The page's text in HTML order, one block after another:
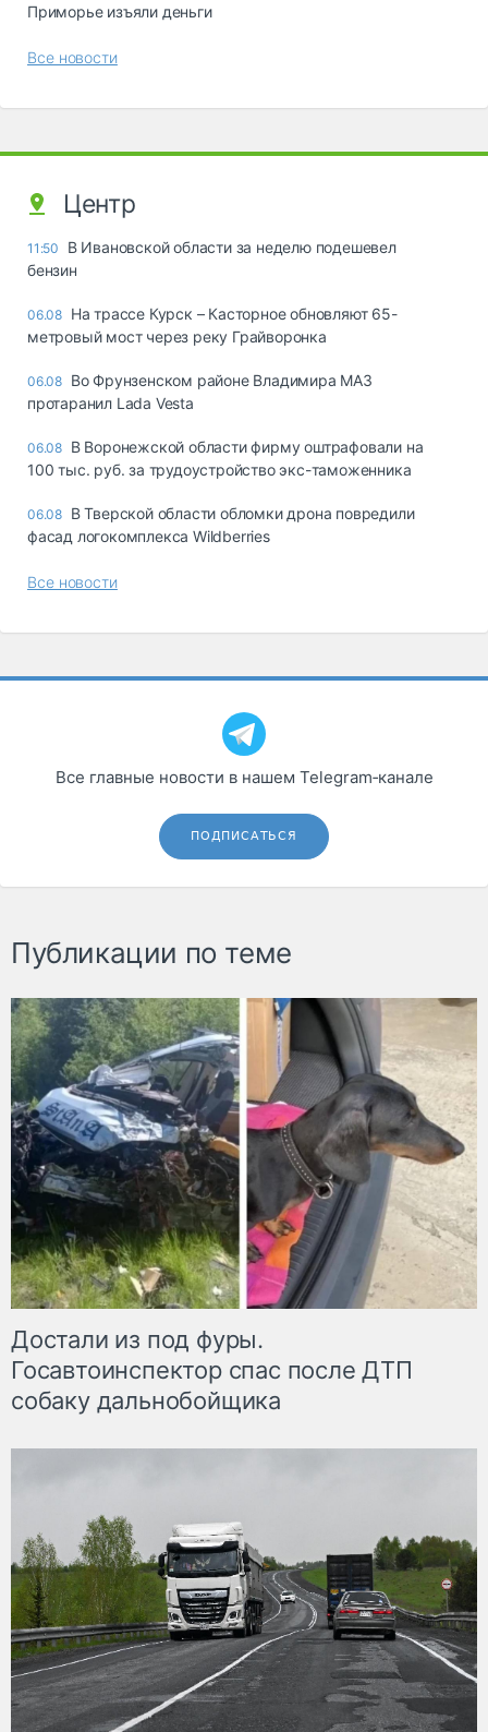
Приморье изъяли деньги
Все новости
Центр
11:50
В Ивановской области за неделю подешевел
бензин
06.08 На трассе Курск – Касторное обновляют 65-
метровый мост через реку Грайворонка
06.08 Во Фрунзенском районе Владимира МАЗ
протаранил Lada Vesta
06.08 В Воронежской области фирму оштрафовали на
100 тыс. руб. за трудоустройство экс-таможенника
06.08 В Тверской области обломки дрона повредили
фасад логокомплекса Wildberries
Все новости
Все главные новости в нашем Telegram‑канале
ПОДПИСАТЬСЯ
Публикации по теме
Достали из под фуры.
Госавтоинспектор спас после ДТП
собаку дальнобойщика